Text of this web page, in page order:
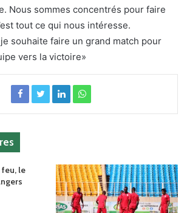
Nous sommes concentrés pour faire
tout ce qui nous intéresse.
souhaite faire un grand match pour
vers la victoire»
feu, le